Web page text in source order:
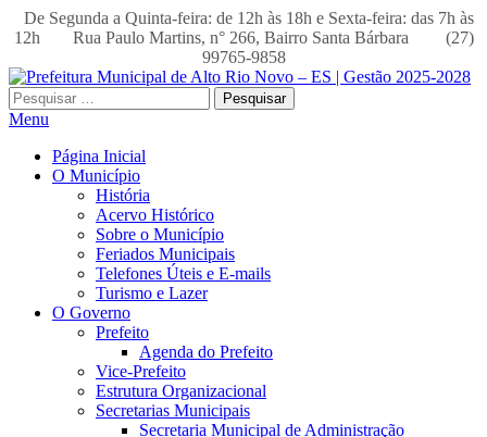
De Segunda a Quinta-feira: de 12h às 18h e Sexta-feira: das 7h às
12h
Rua Paulo Martins, n° 266, Bairro Santa Bárbara
(27)
99765-9858
Pesquisar
por:
Menu
Página Inicial
O Município
História
Acervo Histórico
Sobre o Município
Feriados Municipais
Telefones Úteis e E-mails
Turismo e Lazer
O Governo
Prefeito
Agenda do Prefeito
Vice-Prefeito
Estrutura Organizacional
Secretarias Municipais
Secretaria Municipal de Administração